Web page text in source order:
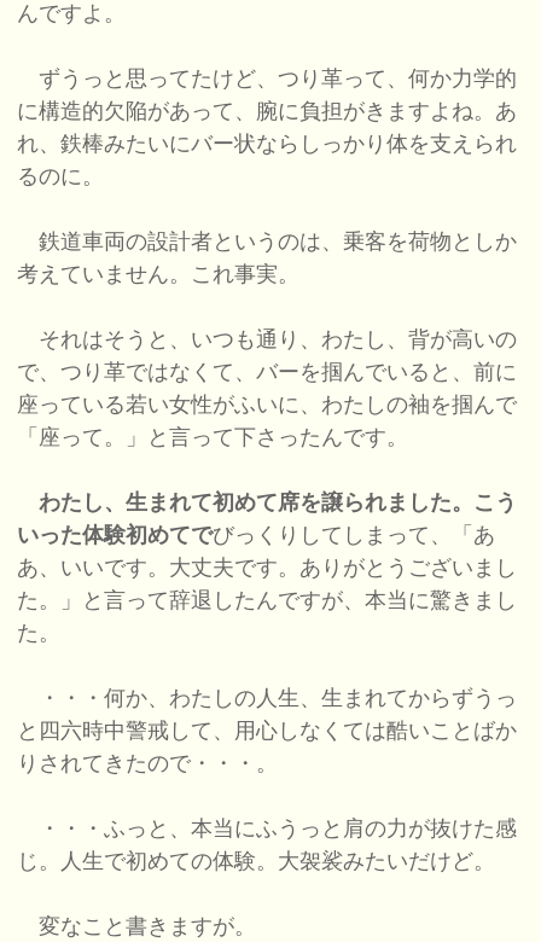
んですよ。
ずうっと思ってたけど、つり革って、何か力学的
に構造的欠陥があって、腕に負担がきますよね。あ
れ、鉄棒みたいにバー状ならしっかり体を支えられ
るのに。
鉄道車両の設計者というのは、乗客を荷物としか
考えていません。これ事実。
それはそうと、いつも通り、わたし、背が高いの
で、つり革ではなくて、バーを掴んでいると、前に
座っている若い女性がふいに、わたしの袖を掴んで
「座って。」と言って下さったんです。
わたし、生まれて初めて席を譲られました。こう
いった体験初めてでびっくりしてしまって、「あ
あ、いいです。大丈夫です。ありがとうございまし
た。」と言って辞退したんですが、本当に驚きまし
た。
・・・何か、わたしの人生、生まれてからずうっ
と四六時中警戒して、用心しなくては酷いことばか
りされてきたので・・・。
・・・ふっと、本当にふうっと肩の力が抜けた感
じ。人生で初めての体験。大袈裟みたいだけど。
変なこと書きますが。